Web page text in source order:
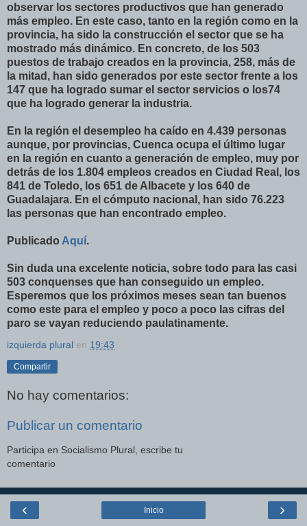
observar los sectores productivos que han generado
más empleo. En este caso, tanto en la región como en la
provincia, ha sido la construcción el sector que se ha
mostrado más dinámico. En concreto, de los 503
puestos de trabajo creados en la provincia, 258, más de
la mitad, han sido generados por este sector frente a los
147 que ha logrado sumar el sector servicios o los74
que ha logrado generar la industria.
En la región el desempleo ha caído en 4.439 personas
aunque, por provincias, Cuenca ocupa el último lugar
en la región en cuanto a generación de empleo, muy por
detrás de los 1.804 empleos creados en Ciudad Real, los
841 de Toledo, los 651 de Albacete y los 640 de
Guadalajara. En el cómputo nacional, han sido 76.223
las personas que han encontrado empleo.
Publicado Aquí.
Sin duda una excelente noticia, sobre todo para las casi
503 conquenses que han conseguido un empleo.
Esperemos que los próximos meses sean tan buenos
como este para el empleo y poco a poco las cifras del
paro se vayan reduciendo paulatinamente.
izquierda plural en 19:43
Compartir
No hay comentarios:
Publicar un comentario
Participa en Socialismo Plural, escribe tu
comentario
‹ ›
Inicio